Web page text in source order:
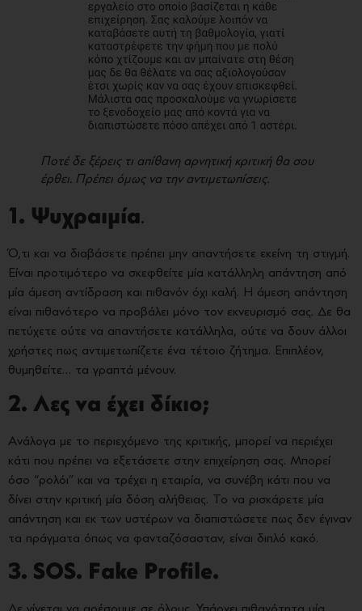
Ποτέ δε ξέρεις τι απίθανη αρνητική κριτική θα σου
έρθει. Πρέπει όμως να την αντιμετωπίσεις.
1. Ψυχραιμία.
Ό,τι και να διαβάσετε πρέπει μην απαντήσετε εκείνη τη στιγμή.
Είναι προτιμότερο να σκεφθείτε μία κατάλληλη απάντηση από
μία άμεση αντίδραση και πιθανόν όχι καλή. Η άμεση απάντηση
είναι πιθανότερο να προβάλει μόνο τον εκνευρισμό σας. Δε θα
πετύχετε ούτε να απαντήσετε κατάλληλα, ούτε να δουν άλλοι
χρήστες πως αντιμετωπίζετε ένα τέτοιο ζήτημα. Επιπλέον,
θυμηθείτε… τα γραπτά μένουν.
2. Λες να έχει δίκιο;
Ανάλογα με το περιεχόμενο της κριτικής, μπορεί να περιέχει
κάτι που πρέπει να εξετάσετε στην επιχείρηση σας. Μπορεί
όσο “ρολόι” και να τρέχει η εταιρία, να συνέβη κάτι που να
δίνει στην κριτική μία δόση αλήθειας. Το να ρισκάρετε μία
απάντηση και εκ των υστέρων να διαπιστώσετε πως δεν έγιναν
τα πράγματα όπως να φανταζόσασταν, είναι διπλό κακό.
3. SOS. Fake Profile.